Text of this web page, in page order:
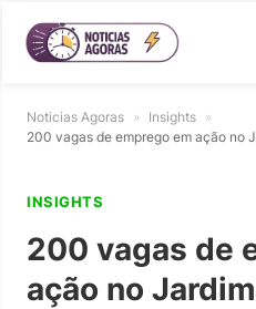
Noticias Agoras » Insights »
200 vagas de emprego em ação no
INSIGHTS
200 vagas de
ação no